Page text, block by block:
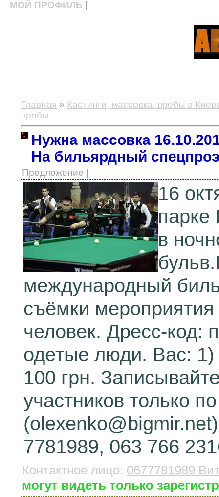
МОЙ ПРОФИЛЬ
Главная » Кастинги, массовка, пробы в
пробы
Нужна массовка
На бильярдный
Предложение |
16
в
международный
съёмки
человек. Дресс-код:
одетые люди. Вас: 1)
100 грн.
участников только
7781989, 063 766
Контактное лицо: 0677781989
могут видеть только